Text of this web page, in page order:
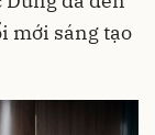
mới sáng tạo